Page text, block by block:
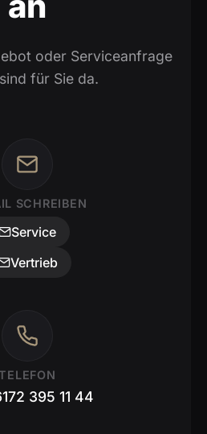
oder Serviceanfrage
für Sie da.
SCHREIBEN
Service
Vertrieb
395 11 44